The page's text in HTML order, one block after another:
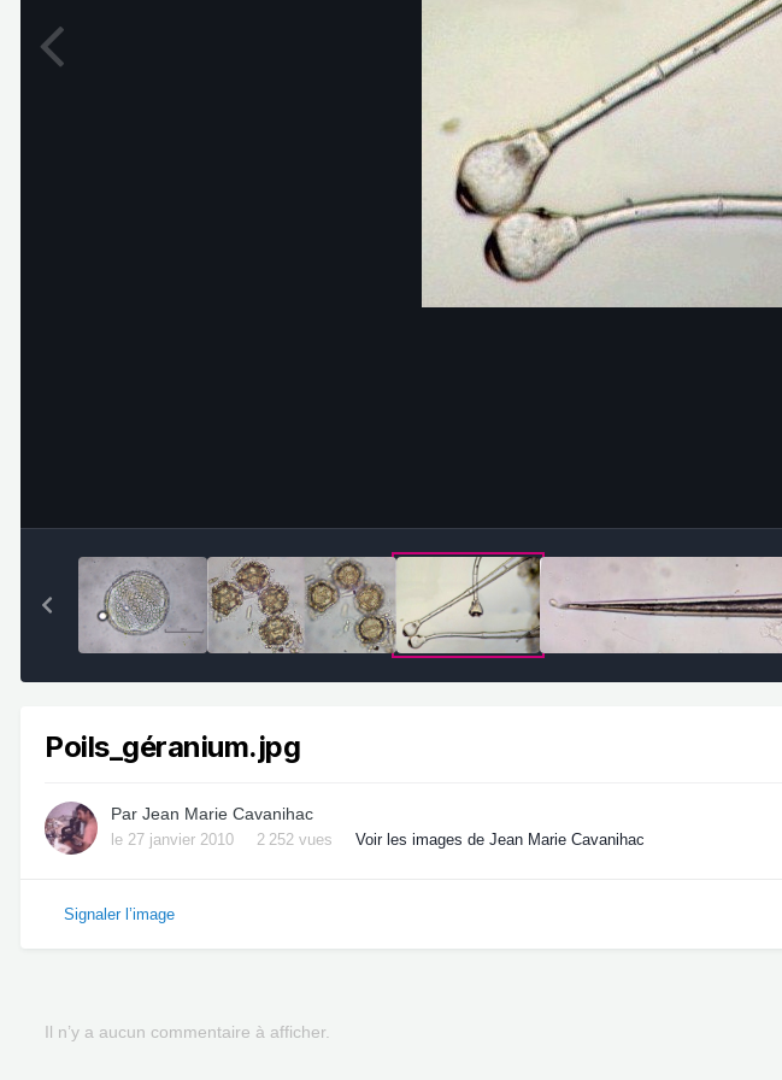
Poils_géranium.jpg
Par Jean Marie Cavanihac
le 27 janvier 2010 2 252 vues Voir les images de Jean Marie Cavanihac
Signaler l’image
Il n’y a aucun commentaire à afficher.